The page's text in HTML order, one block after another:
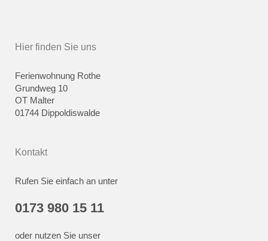
Hier finden Sie uns
Ferienwohnung Rothe
Grundweg 10
OT Malter
01744 Dippoldiswalde
Kontakt
Rufen Sie einfach an unter
0173 980 15 11
oder nutzen Sie unser